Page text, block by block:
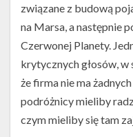
związane z budową
na Marsa, a następnie
Czerwonej Planety.
krytycznych głosów,
że firma nie ma
podróżnicy mieliby
czym mieliby się tam